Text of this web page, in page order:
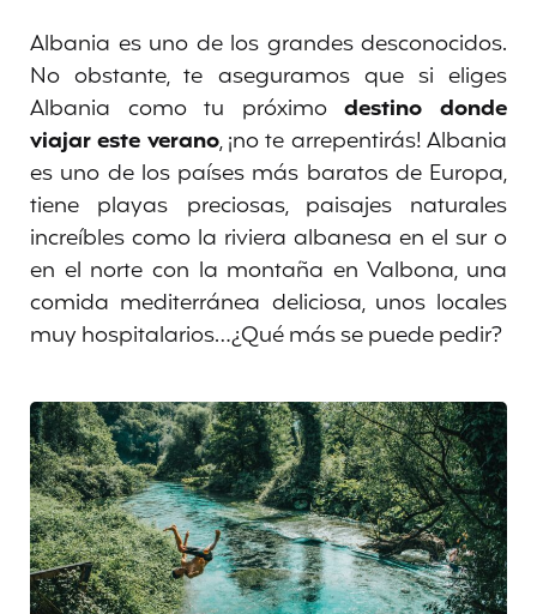
Albania es uno de los grandes desconocidos.
No obstante, te aseguramos que si eliges
Albania como tu próximodestino donde
viajar este verano, ¡no te arrepentirás! Albania
es uno de los países más baratos de Europa,
tiene playas preciosas, paisajes naturales
increíbles como la riviera albanesa en el sur o
en el norte con la montaña en Valbona, una
comida mediterránea deliciosa, unos locales
muy hospitalarios…¿Qué más se puede pedir?